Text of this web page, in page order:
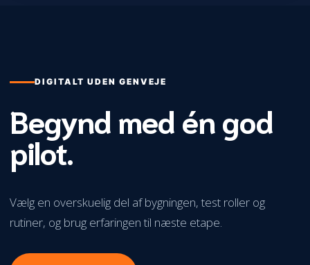
DIGITALT UDEN GENVEJE
Begynd med én god
pilot.
Vælg en overskuelig del af bygningen, test roller og
rutiner, og brug erfaringen til næste etape.